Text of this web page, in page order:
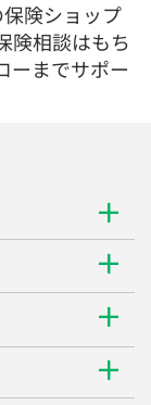
険ショップ
険相談はもち
ーまでサポー